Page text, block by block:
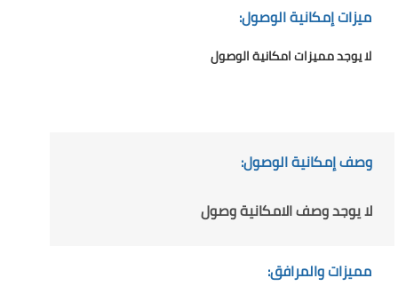
ميزات إمكانية الوصول:
لا يوجد مميزات امكانية الوصول
وصف إمكانية الوصول:
لا يوجد وصف الامكانية وصول
مميزات والمرافق: